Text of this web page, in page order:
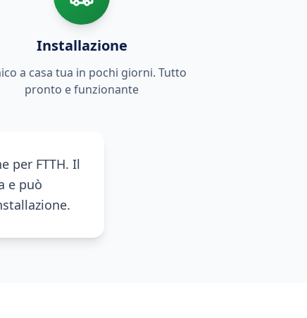
Installazione
a casa tua in pochi giorni. Tutto
pronto e funzionante
per FTTH. Il
e può